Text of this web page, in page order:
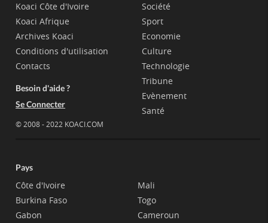
Koaci Côte d'Ivoire
Koaci Afrique
Archives Koaci
Conditions d'utilisation
Contacts
Besoin d'aide ?
Se Connecter
© 2008 - 2022 KOACI.COM
Société
Sport
Economie
Culture
Technologie
Tribune
Evènement
Santé
Pays
Côte d'Ivoire
Burkina Faso
Gabon
Mali
Togo
Cameroun